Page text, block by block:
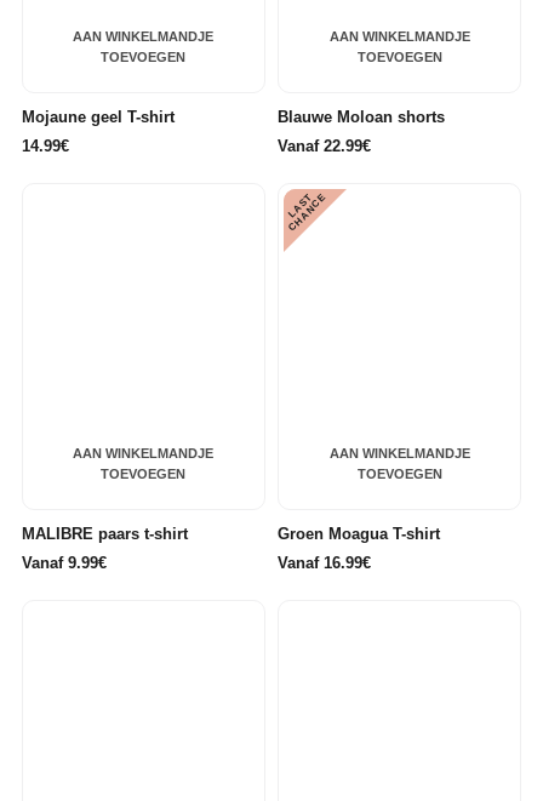
AAN WINKELMANDJE
TOEVOEGEN
Mojaune geel T-shirt
14.99€
AAN WINKELMANDJE
TOEVOEGEN
Blauwe Moloan shorts
Vanaf 22.99€
AAN WINKELMANDJE
TOEVOEGEN
MALIBRE paars t-shirt
Vanaf 9.99€
AAN WINKELMANDJE
TOEVOEGEN
L
A
S
T
C
H
A
N
C
E
Groen Moagua T-shirt
Vanaf 16.99€